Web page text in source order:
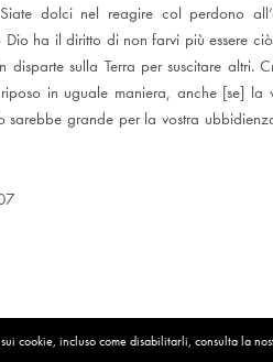
dolci nel reagire col perdono
Dio ha il diritto di non farvi più essere ciò
sulla Terra per suscitare altri.
in uguale maniera, anche [se] la
sarebbe grande per la vostra
cookie, incluso come disabilitarli, consulta la